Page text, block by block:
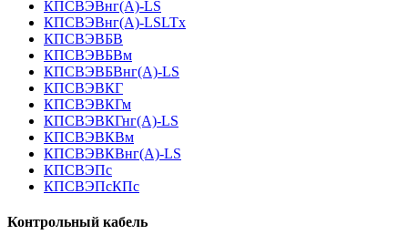
КПСВЭВнг(А)-LS
КПСВЭВнг(А)-LSLTx
КПСВЭВБВ
КПСВЭВБВм
КПСВЭВБВнг(А)-LS
КПСВЭВКГ
КПСВЭВКГм
КПСВЭВКГнг(А)-LS
КПСВЭВКВм
КПСВЭВКВнг(А)-LS
КПСВЭПс
КПСВЭПсКПс
Контрольный кабель